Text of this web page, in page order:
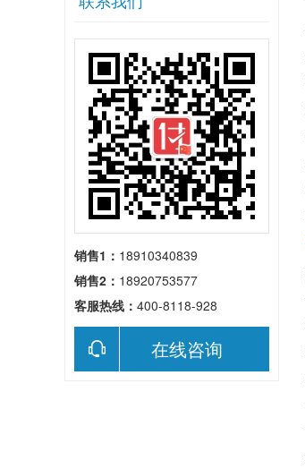
销售1： 18910340839
销售2： 18920753577
客服热线： 400-8118-928
在线咨询